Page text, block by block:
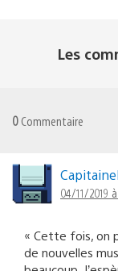
Les
0 Commentaire
04/11/2019 à
« Cette fois, on
de nouvelles